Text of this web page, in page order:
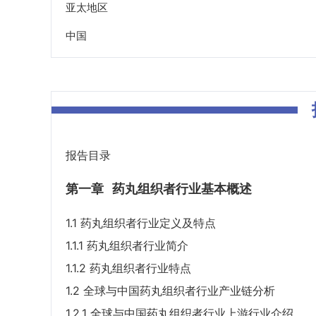
亚太地区
中国
报告目录
第一章 药丸组织者行业基本概述
1.1 药丸组织者行业定义及特点
1.1.1 药丸组织者行业简介
1.1.2 药丸组织者行业特点
1.2 全球与中国药丸组织者行业产业链分析